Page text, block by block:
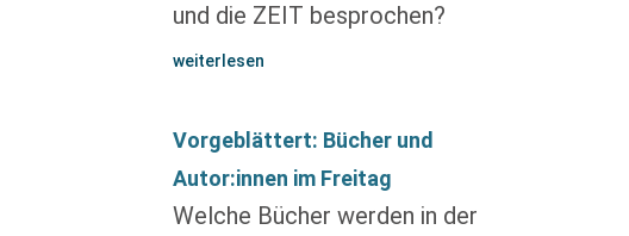
und die ZEIT besprochen?
weiterlesen
Vorgeblättert: Bücher und
Autor:innen im Freitag
Welche Bücher werden in der